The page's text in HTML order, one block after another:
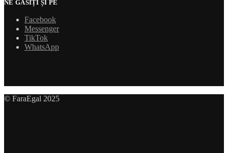
NE GĂSIȚI ȘI PE
Facebook
Messenger
TikTok
WhatsApp
© FaraEgal 2025